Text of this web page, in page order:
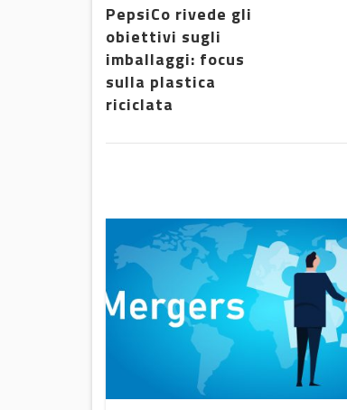
PepsiCo rivede gli
obiettivi sugli
imballaggi: focus
sulla plastica
riciclata